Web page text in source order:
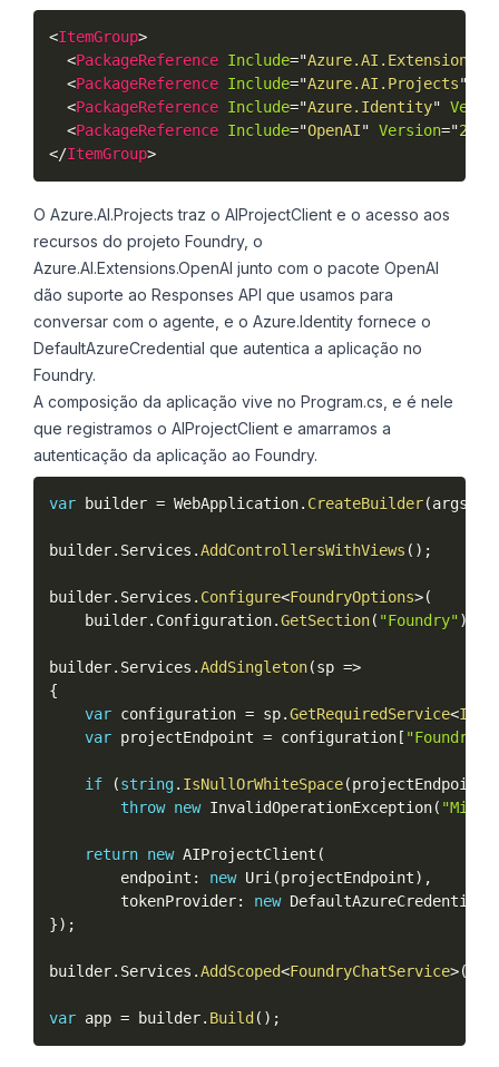
<ItemGroup>
<PackageReference Include="
<PackageReference Include="Azure.AI.Projects"
<PackageReference Include="Azure.Identity"
<PackageReference Include="OpenAI" Version="
</ItemGroup>
O Azure.AI.Projects traz o AIProjectClient e o acesso aos
recursos do projeto Foundry, o
Azure.AI.Extensions.OpenAI junto com o pacote OpenAI
dão suporte ao Responses API que usamos para
conversar com o agente, e o Azure.Identity fornece o
DefaultAzureCredential que autentica a aplicação no
Foundry.
A composição da aplicação vive no Program.cs, e é nele
que registramos o AIProjectClient e amarramos a
autenticação da aplicação ao Foundry.
var builder = WebApplication. CreateBuilder(args
builder. Services .AddControllersWithViews ( ) ;
builder. Services . Configure<FoundryOptions>(
    builder
. Configuration.GetSection( "Foundry")
builder. Services .AddSingleton(sp =>
{
var configuration = sp.GetRequiredService<
var projectEndpoint = configuration [
if (string. IsNullOrWhiteSpace(projectEndpoint
throw new InvalidOperationException(
return new AIProjectClient (
        endpoint
: new Uri (projectEndpoint) ,
        tokenProvider
: new DefaultAzureCredential
}) ;
builder. Services .AddScoped<FoundryChatService>(
var app = builder. Build ( ) ;